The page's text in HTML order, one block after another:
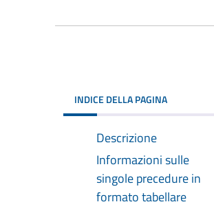
INDICE DELLA PAGINA
Descrizione
Informazioni sulle
singole precedure in
formato tabellare